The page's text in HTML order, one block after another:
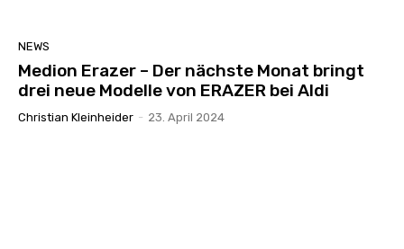
NEWS
Medion Erazer – Der nächste Monat bringt
drei neue Modelle von ERAZER bei Aldi
Christian Kleinheider - 23. April 2024